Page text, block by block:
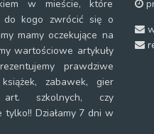
w mieście, które
do kogo zwrócić się o
mamy oczekujące na
wartościowe artykuły
prawdziwe
zabawek, gier
art. szkolnych, czy
Działamy 7 dni w